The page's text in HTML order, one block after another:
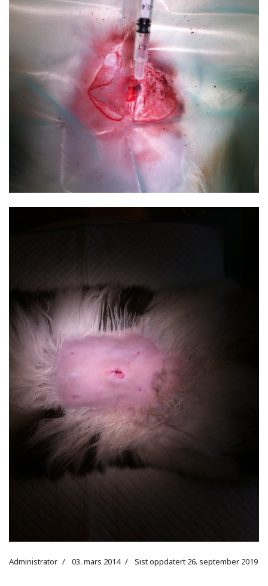
Administrator 03. mars 2014 Sist oppdatert 26. september 2019